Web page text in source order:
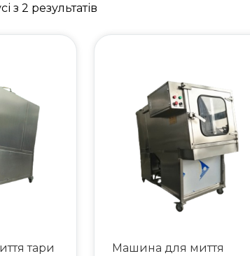
з 2 результатів
тари
Машина для миття